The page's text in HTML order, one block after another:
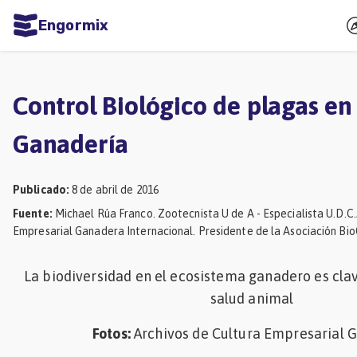
Engormix
Agricultura
Balanceados
Piensos
Avicultura
Control Biológico de plagas
Ganadería
Publicado: 8 de abril de 2016
Fuente: Michael Rúa Franco. Zootecnista U de A - Especialista
Empresarial Ganadera Internacional. Presidente de la Asociación
La biodiversidad en el ecosistema ganadero es
salud animal
Fotos:Archivos de Cultura Empresarial